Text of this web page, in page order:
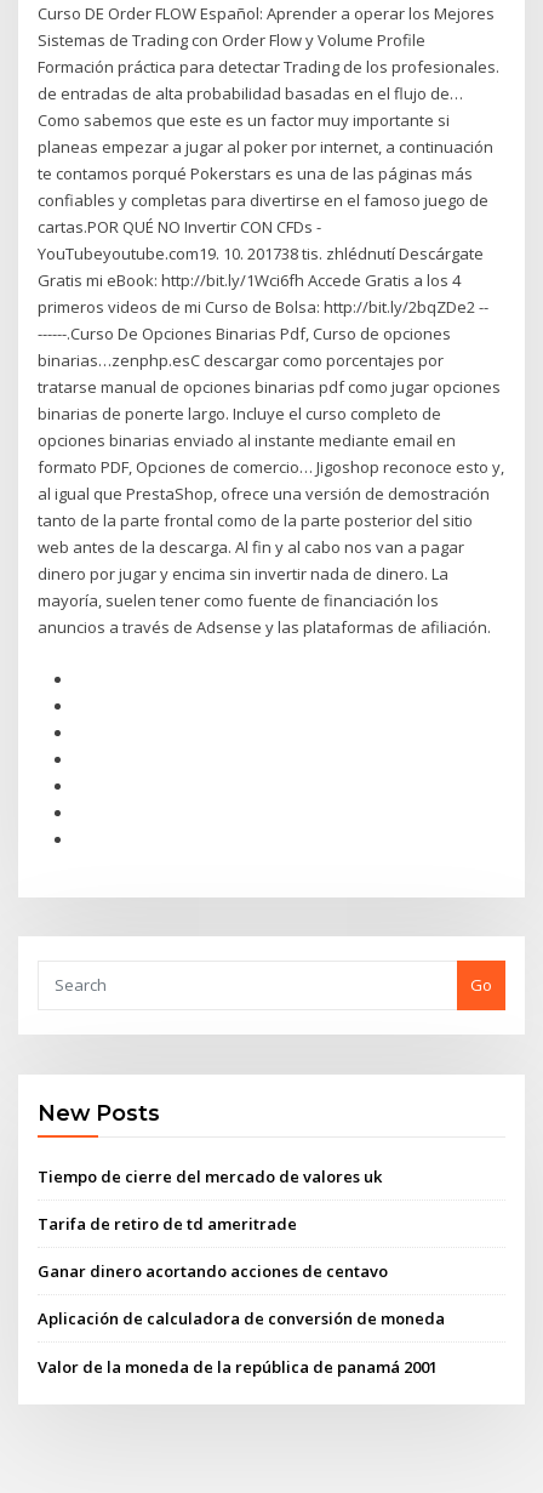
Curso DE Order FLOW Español: Aprender a operar los Mejores
Sistemas de Trading con Order Flow y Volume Profile ️
‎Formación práctica para detectar Trading de los profesionales.
de entradas de alta probabilidad basadas en el flujo de…
Como sabemos que este es un factor muy importante si
planeas empezar a jugar al poker por internet, a continuación
te contamos porqué Pokerstars es una de las páginas más
confiables y completas para divertirse en el famoso juego de
cartas.POR QUÉ NO Invertir CON CFDs -
YouTubeyoutube.com19. 10. 201738 tis. zhlédnutí Descárgate
Gratis mi eBook: http://bit.ly/1Wci6fh Accede Gratis a los 4
primeros videos de mi Curso de Bolsa: http://bit.ly/2bqZDe2 --
-­-­-­-­--.Curso De Opciones Binarias Pdf, Curso de opciones
binarias…zenphp.esC descargar como porcentajes por
tratarse manual de opciones binarias pdf como jugar opciones
binarias de ponerte largo. Incluye el curso completo de
opciones binarias enviado al instante mediante email en
formato PDF, Opciones de comercio… Jigoshop reconoce esto y,
al igual que PrestaShop, ofrece una versión de demostración
tanto de la parte frontal como de la parte posterior del sitio
web antes de la descarga. Al fin y al cabo nos van a pagar
dinero por jugar y encima sin invertir nada de dinero. La
mayoría, suelen tener como fuente de financiación los
anuncios a través de Adsense y las plataformas de afiliación.
Go
New Posts
Tiempo de cierre del mercado de valores uk
Tarifa de retiro de td ameritrade
Ganar dinero acortando acciones de centavo
Aplicación de calculadora de conversión de moneda
Valor de la moneda de la república de panamá 2001